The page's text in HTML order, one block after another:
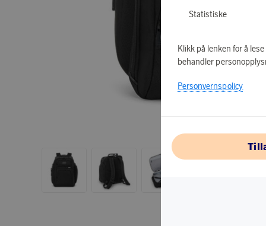
Statistiske
Klikk på lenken for å
behandler
Personvernspolicy